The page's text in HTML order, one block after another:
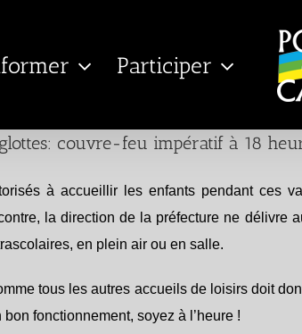
Participer
couvre-feu impératif à 18
à accueillir les enfants pendant ces
la direction de la préfecture ne délivre
en plein air ou en salle.
tous les autres accueils de loisirs doit
fonctionnement, soyez à l’heure !